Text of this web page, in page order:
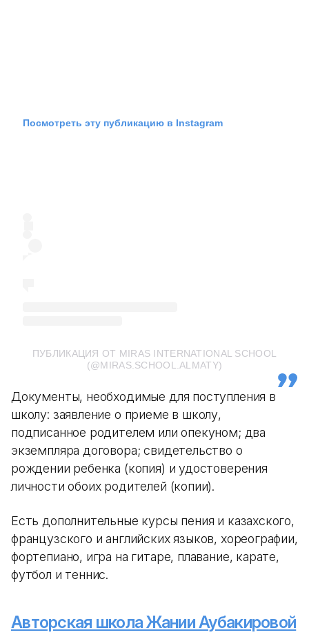
Посмотреть эту публикацию в Instagram
ПУБЛИКАЦИЯ ОТ MIRAS INTERNATIONAL SCHOOL
(@MIRAS.SCHOOL.ALMATY)
Документы, необходимые для поступления в
школу: заявление о приеме в школу,
подписанное родителем или опекуном; два
экземпляра договора; свидетельство о
рождении ребенка (копия) и удостоверения
личности обоих родителей (копии).
Есть дополнительные курсы пения и казахского,
французского и английских языков, хореографии,
фортепиано, игра на гитаре, плавание, карате,
футбол и теннис.
Авторская школа Жании Аубакировой